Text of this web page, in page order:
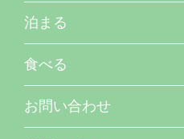
泊まる
食べる
お問い合わせ